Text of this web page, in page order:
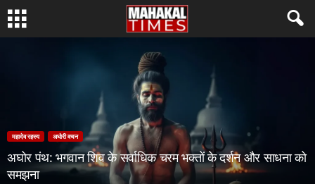
महादेव रहस्य अघोरी वचन
अघोर पंथ: भगवान शिव के सर्वाधिक चरम भक्तों के दर्शन और साधना को
समझना